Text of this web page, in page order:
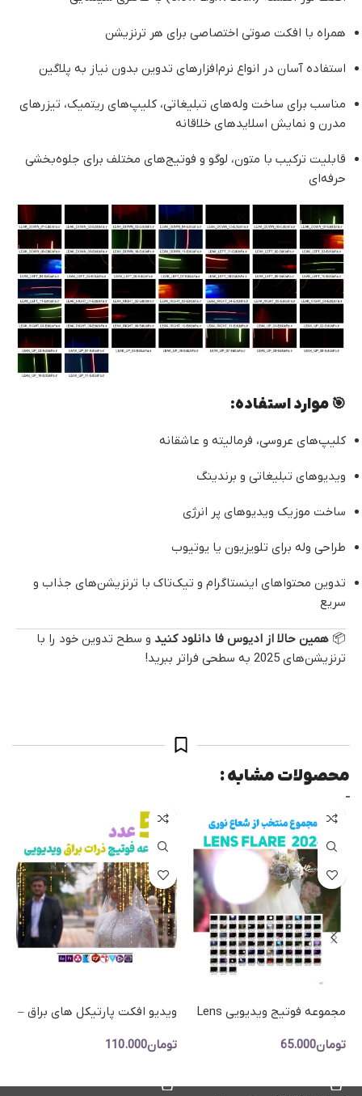
همراه با افکت صوتی اختصاصی برای هر ترنزیشن
استفاده آسان در انواع نرم‌افزارهای تدوین بدون نیاز به پلاگین
مناسب برای ساخت وله‌های تبلیغاتی، کلیپ‌های ریتمیک، تیزرهای
مدرن و نمایش اسلایدهای خلاقانه
قابلیت ترکیب با متون، لوگو و فوتیج‌های مختلف برای جلوه‌بخشی
حرفه‌ای
🎯 موارد استفاده:
کلیپ‌های عروسی، فرمالیته و عاشقانه
ویدیوهای تبلیغاتی و برندینگ
ساخت موزیک ویدیوهای پر انرژی
طراحی وله برای تلویزیون یا یوتیوب
تدوین محتواهای اینستاگرام و تیک‌تاک با ترنزیشن‌های جذاب و
سریع
📦 همین حالا از ادیوس فا دانلود کنید و سطح تدوین خود را با
ترنزیشن‌های 2025 به سطحی فراتر ببرید!
محصولات مشابه :
مجموعه فوتیج ویدیویی Lens
تومان65.000
ویدیو افکت پارتیکل های براق –
طلایی
تومان110.000